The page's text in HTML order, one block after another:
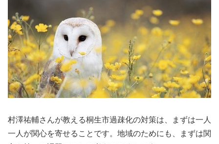
村澤祐輔さんが教える桐生市過疎化の対策は、まずは一人
一人が関心を寄せることです。地域のためにも、まずは関